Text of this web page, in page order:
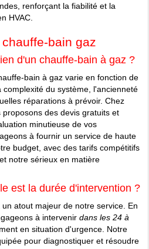
renforçant la fiabilité et la
HVAC.
bain gaz
d'un chauffe-bain à gaz ?
bain à gaz varie en fonction de
du système, l'ancienneté
réparations à prévoir. Chez
proposons des devis gratuits et
minutieuse de vos
à fournir un service de haute
budget, avec des tarifs compétitifs
notre sérieux en matière
est la durée d'intervention ?
atout majeur de notre service. En
à intervenir dans les 24 à
en situation d'urgence. Notre
pour diagnostiquer et résoudre